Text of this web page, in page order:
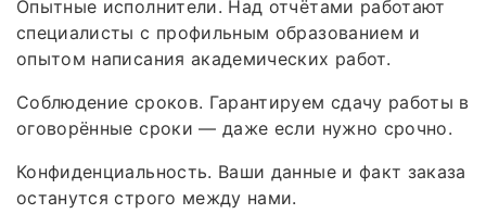
Опытные исполнители. Над отчётами работают
специалисты с профильным образованием и
опытом написания академических работ.
Соблюдение сроков. Гарантируем сдачу работы в
оговорённые сроки — даже если нужно срочно.
Конфиденциальность. Ваши данные и факт заказа
останутся строго между нами.